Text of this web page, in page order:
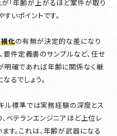
「年齢が上がるほど案件が取り
いポイントです。
化の有無が決定的な差になり
要件定義書のサンプルなど、任せ
明確であれば年齢に関係なく継
るでしょう。
ル標準では実務経験の深度とス
ベテランエンジニアほど上位レ
す。これは、年齢が武器になる